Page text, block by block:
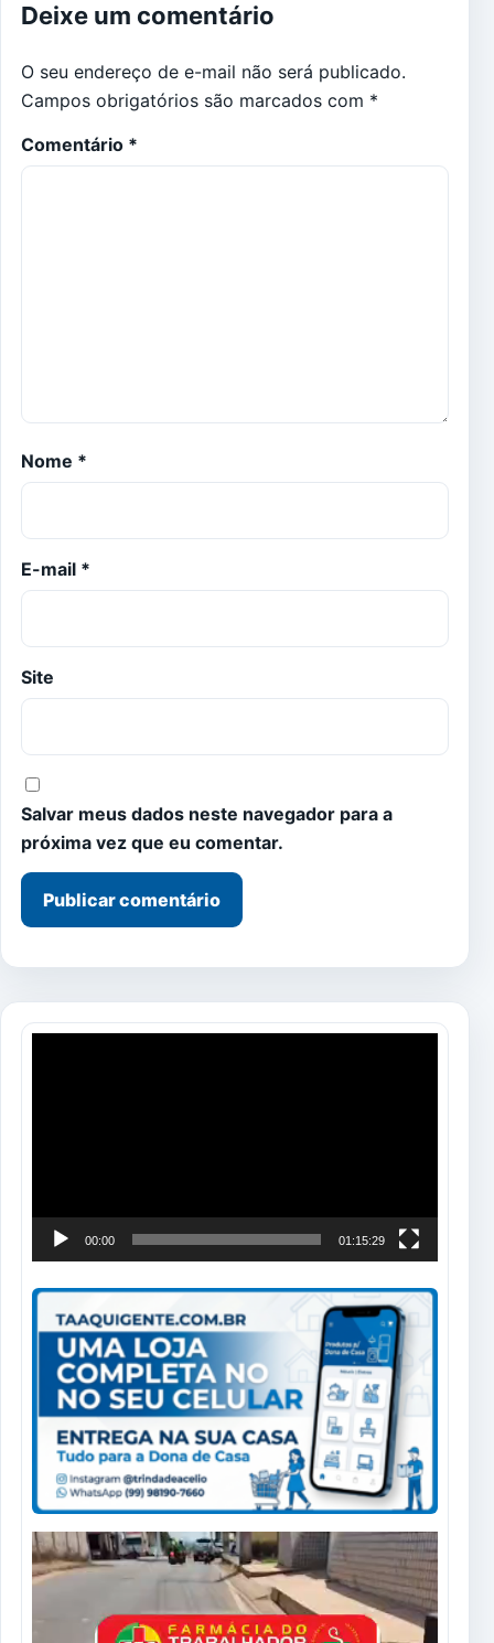
Deixe um comentário
O seu endereço de e-mail não será publicado.
Campos obrigatórios são marcados com *
Comentário *
Nome *
E-mail *
Site
Salvar meus dados neste navegador para a
próxima vez que eu comentar.
00:00 01:15:29
Tocador
de